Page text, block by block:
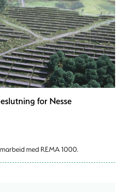
for Nesse
med REMA 1000.